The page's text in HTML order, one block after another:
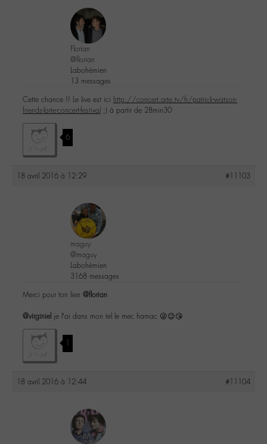
Florian
@florian
Labohémien
13 messages
Cette chance !! Le live est ici http://concert.arte.tv/fr/patrick-watson-
friends-larte-concert-festival ;) à partir de 28min30
6
18 avril 2016 à 12:29 #11103
maguy
@maguy
Labohémien
3168 messages
Merci pour ton lien @florian
@virginiel je l’ai dans mon tel le mec hamac 😜😉😘
1
18 avril 2016 à 12:44 #11104